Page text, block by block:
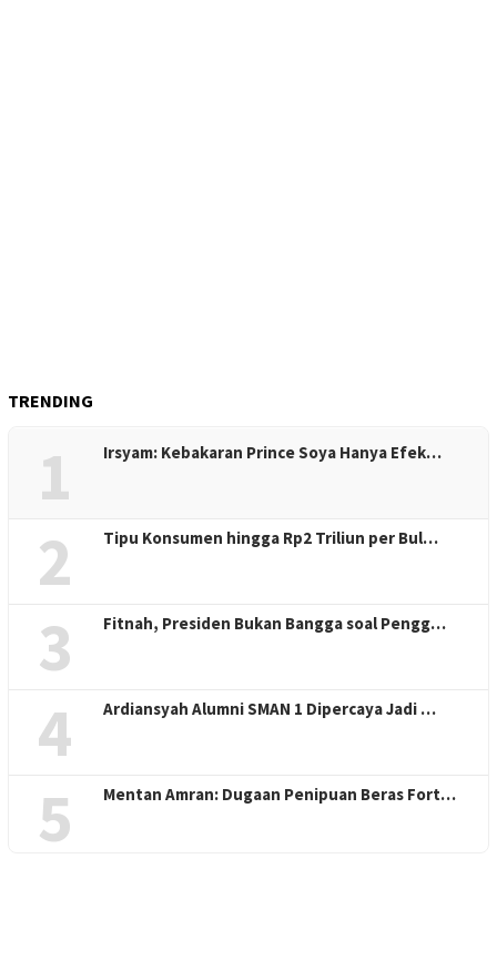
TRENDING
1 Irsyam: Kebakaran Prince Soya Hanya Efek…
2 Tipu Konsumen hingga Rp2 Triliun per Bul…
3 Fitnah, Presiden Bukan Bangga soal Pengg…
4 Ardiansyah Alumni SMAN 1 Dipercaya Jadi …
5 Mentan Amran: Dugaan Penipuan Beras Fort…